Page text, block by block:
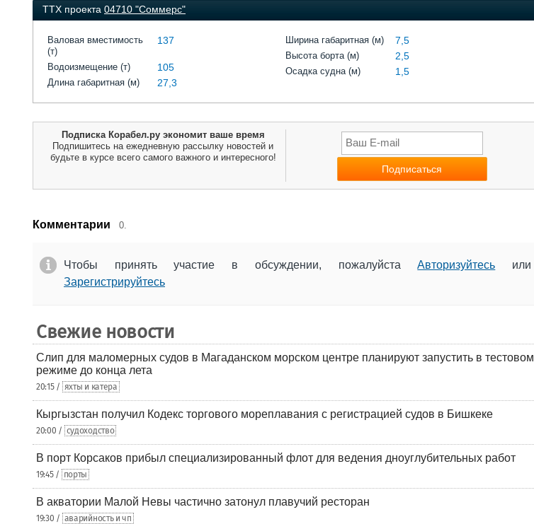
ТТХ проекта 04710 "Соммерс"
Валовая вместимость
(т)
137
Водоизмещение (т) 105
Длина габаритная (м) 27,3
Ширина габаритная (м) 7,5
Высота борта (м) 2,5
Осадка судна (м) 1,5
Подписка Корабел.ру экономит ваше время
Подпишитесь на ежедневную рассылку новостей и
будьте в курсе всего самого важного и интересного!
Комментарии 0.
Чтобы принять участие в обсуждении, пожалуйстаАвторизуйтесь или
Зарегистрируйтесь
Свежие новости
Слип для маломерных судов в Магаданском морском центре планируют запустить в тестовом
режиме до конца лета
20:15 / яхты и катера
Кыргызстан получил Кодекс торгового мореплавания с регистрацией судов в Бишкеке
20:00 / судоходство
В порт Корсаков прибыл специализированный флот для ведения дноуглубительных работ
19:45 / порты
В акватории Малой Невы частично затонул плавучий ресторан
19:30 / аварийность и чп